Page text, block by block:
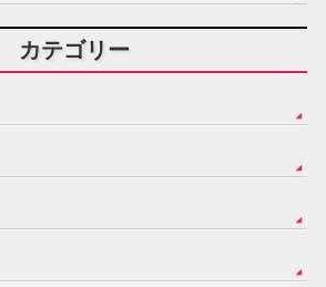
カテゴリー